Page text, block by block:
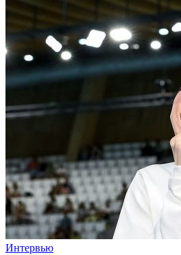
Интервью